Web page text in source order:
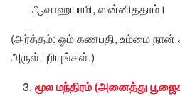
ஆவாஹயாமி, ஸன்னிததாம்।
(அர்த்தம்: ஓம் கணபதி, உம்மை நான்
அருள் புரியுங்கள்.)
மூல மந்திரம் (அனைத்து